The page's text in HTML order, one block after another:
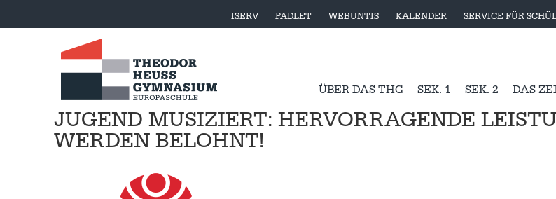
ISERV PADLET WEBUNTIS KALENDER SERVICE FÜR
ÜBER DAS THG SEK. 1 SEK. 2 DAS
JUGEND MUSIZIERT: HERVORRAGENDE
WERDEN BELOHNT!